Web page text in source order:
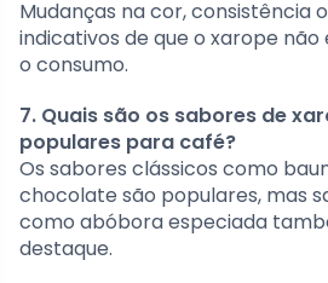
Mudanças na cor, consistência
indicativos de que o xarope
o consumo.
7. Quais são os sabores de
populares para café?
Os sabores clássicos como
chocolate são populares, mas
como abóbora especiada
destaque.